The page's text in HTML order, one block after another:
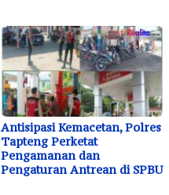
Antisipasi Kemacetan, Polres
Tapteng Perketat
Pengamanan dan
Pengaturan Antrean di SPBU